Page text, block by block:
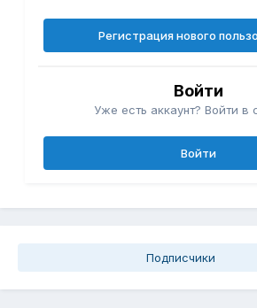
Регистрация нового
Войти
Уже есть аккаунт? Войти в
Войти
Подписчики